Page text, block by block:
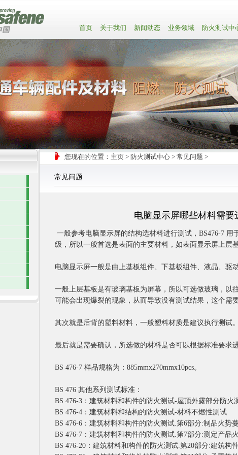
首页 关于我们 新闻动态 业务领域 防火测试中
您现在的位置： 主页 > 防火测试中心 > 常见问题 >
常见问题
电脑显示屏哪些材料需要
一般参考电脑显示屏的结构选材料进行测试，BS476-7
级，所以一般首选是表面的主要材料，如表面显示屏上层
电脑显示屏一般是由上基板组件、下基板组件、液晶、驱
一般上层基板是有玻璃基板为屏幕，所以可选做玻璃，以
可能会出现爆裂的现象，从而导致没有测试结果，这个需
其次就是后背的塑料材料，一般塑料材质是建议执行测试。
最后就是需要确认，所选做的材料是否可以根据标准要求进
BS 476-7 样品规格为：885mmx270mmx10pcs。
BS 476 其他系列测试标准：
BS 476-3：建筑材料和构件的防火测试-屋顶外露部分防火
BS 476-4：建筑材料和结构的防火测试-材料不燃性测试
BS 476-6：建筑材料和构件的防火测试.第6部分:制品火势
BS 476-7：建筑材料和构件的防火测试.第7部分:测定产品
BS 476-20：建筑材料和构件的防火测试.第20部分:建筑构